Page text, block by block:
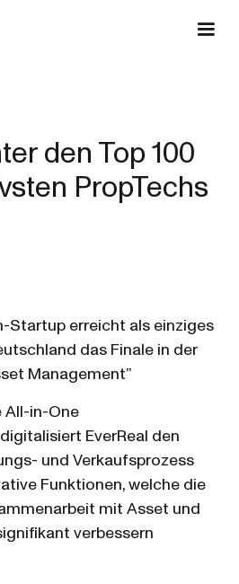
den Top 100
PropTechs
Startup erreicht als einziges
das Finale in der
Management”
All-in-One
EverReal den
und Verkaufsprozess
Funktionen, welche die
mit Asset und
verbessern